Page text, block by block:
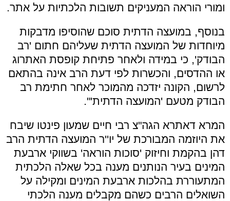
ומורי הוראה המעניקים תשובות הלכתיות על אתר.
בנוסף, במועצה הדתית סוכם שהוסיפו מדבקות
מיוחדות של המועצה הדתית שעליהם חתום 'רב
הבודק', כי במידה ולאחר פתיחת קופסת האתרוג
או ההדסים, והכשרות לפי דעת הרב אינה בהתאם
לרשום, הקונה יזדכה מהמוכר לאחר חתימת רב
הבודק מטעם 'המועצה הדתית'".
המרא דאתרא הגה"צ רבי חיים שמעון פינטו שיבח
את היוזמה המבורכת של יו''ר המועצה הדתית הרב
דהן בהקמת וחיזוק 'סוכות הוראה' בשווקי ארבעת
המינים בעיר הנותנים מענה בכל שאלה הלכתית
המתעוררת בהלכות ארבעת המינים ומקילה על
השואלים הרבים כשהם מקבלים מענה הלכתי